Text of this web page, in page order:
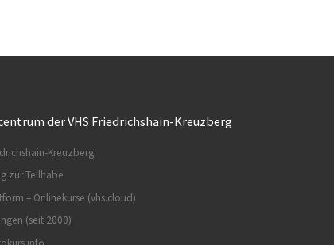
der VHS Friedrichshain-Kreuzberg
Kreuzberg
zur Teilhabe
– Onlinekurse (vhs.cloud)
(seit 2000)